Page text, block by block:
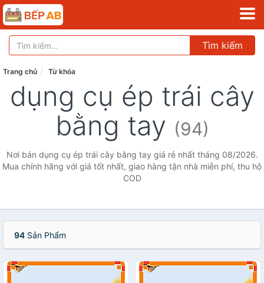
Tìm kiếm
Trang chủ Từ khóa
dụng cụ ép trái cây
bằng tay (94)
Nơi bán dụng cụ ép trái cây bằng tay giá rẻ nhất tháng 08/2026.
Mua chính hãng với giá tốt nhất, giao hàng tận nhà miễn phí, thu hộ
COD
94 Sản Phẩm